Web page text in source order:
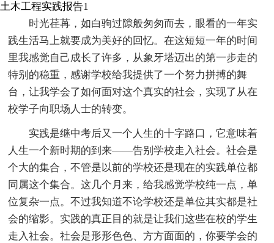
土木工程实践报告1
时光荏苒，如白驹过隙般匆匆而去，眼看的一年实
践生活马上就要成为美好的回忆。在这短短一年的时间
里我感觉自己成长了许多，从象牙塔迈出的第一步走的
特别的稳重，感谢学校给我提供了一个努力拼搏的舞
台，让我学会了如何面对这个真实的社会，实现了从在
校学子向职场人士的转变。
实践是继中考后又一个人生的十字路口，它意味着
人生一个新时期的到来——告别学校走入社会。社会是
个大的集合，不管是以前的学校还是现在的实践单位都
同属这个集合。这几个月来，给我感觉学校纯一点，单
位复杂一点。不过我知道不论学校还是单位其实都是社
会的缩影。实践的真正目的就是让我们这些在校的学生
走入社会。社会是形形色色、方方面面的，你要学会的